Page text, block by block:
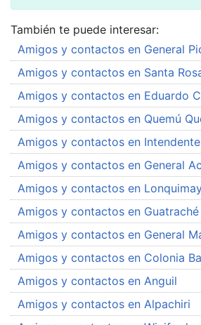
También te puede interesar:
Amigos y contactos en General
Amigos y contactos en Santa
Amigos y contactos en Eduardo
Amigos y contactos en Quemú
Amigos y contactos en
Amigos y contactos en General
Amigos y contactos en
Amigos y contactos en Guatraché
Amigos y contactos en General
Amigos y contactos en Colonia
Amigos y contactos en Anguil
Amigos y contactos en Alpachiri